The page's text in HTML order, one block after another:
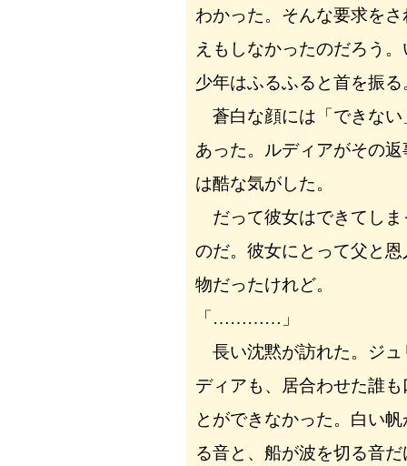
わかった。そんな要求を
えもしなかったのだろう
少年はふるふると首を振る
蒼白な顔には「できない
あった。ルディアがその
は酷な気がした。
だって彼女はできてしま
のだ。彼女にとって父と
物だったけれど。
「…………」
長い沈黙が訪れた。ジュ
ディアも、居合わせた誰
とができなかった。白い
る音と、船が波を切る音